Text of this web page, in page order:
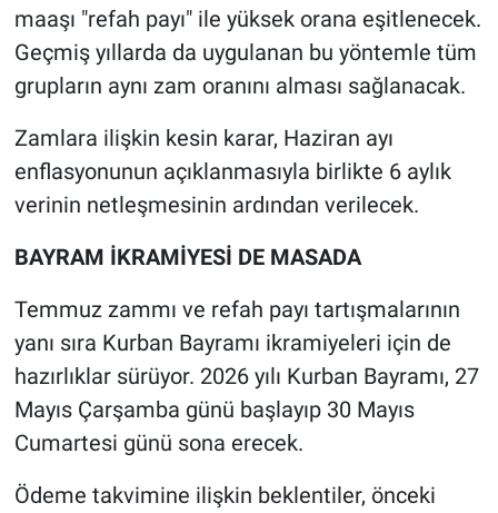
maaşı "refah payı" ile yüksek orana eşitlenecek.
Geçmiş yıllarda da uygulanan bu yöntemle tüm
grupların aynı zam oranını alması sağlanacak.
Zamlara ilişkin kesin karar, Haziran ayı
enflasyonunun açıklanmasıyla birlikte 6 aylık
verinin netleşmesinin ardından verilecek.
BAYRAM İKRAMİYESİ DE MASADA
Temmuz zammı ve refah payı tartışmalarının
yanı sıra Kurban Bayramı ikramiyeleri için de
hazırlıklar sürüyor. 2026 yılı Kurban Bayramı, 27
Mayıs Çarşamba günü başlayıp 30 Mayıs
Cumartesi günü sona erecek.
Ödeme takvimine ilişkin beklentiler, önceki